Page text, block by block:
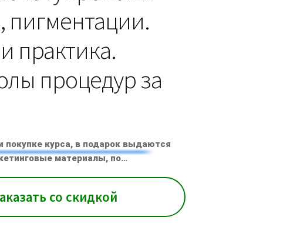
пигментации.
практика.
процедур за
покупке курса, в подарок выдаются
материалы, по…
со скидкой